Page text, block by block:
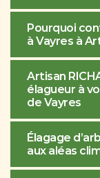
Pourquoi
à Vayres à
Artisan
élagueur à
de Vayres
Élagage
aux aléas